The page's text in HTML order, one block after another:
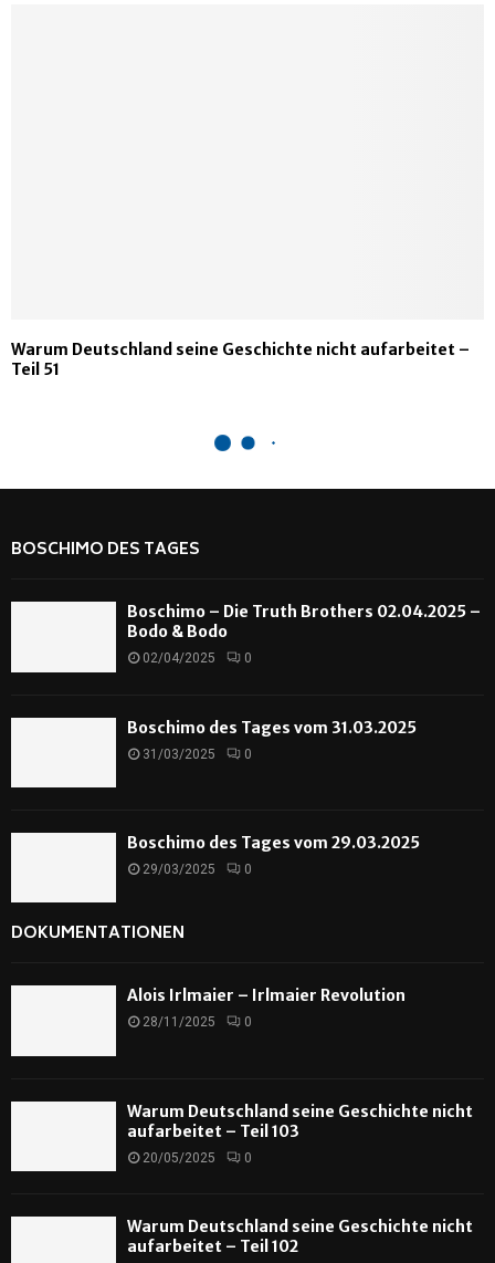
Warum Deutschland seine Geschichte nicht aufarbeitet –
Teil 51
BOSCHIMO DES TAGES
Boschimo – Die Truth Brothers 02.04.2025 –
Bodo & Bodo
02/04/2025 0
Boschimo des Tages vom 31.03.2025
31/03/2025 0
Boschimo des Tages vom 29.03.2025
29/03/2025 0
DOKUMENTATIONEN
Alois Irlmaier – Irlmaier Revolution
28/11/2025 0
Warum Deutschland seine Geschichte nicht
aufarbeitet – Teil 103
20/05/2025 0
Warum Deutschland seine Geschichte nicht
aufarbeitet – Teil 102